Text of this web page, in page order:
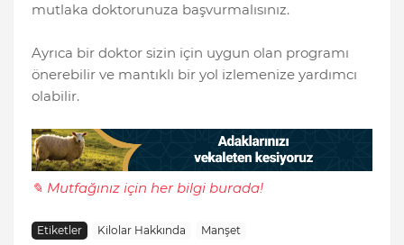
mutlaka doktorunuza başvurmalısınız.
Ayrıca bir doktor sizin için uygun olan programı
önerebilir ve mantıklı bir yol izlemenize yardımcı
olabilir.
✎ Mutfağınız için her bilgi burada!
Etiketler Kilolar Hakkında Manşet